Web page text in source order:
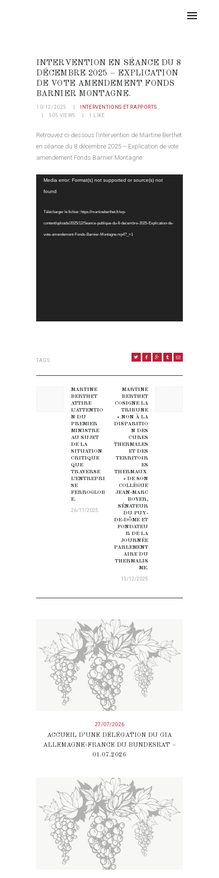
INTERVENTION EN SÉANCE DU 8
DÉCEMBRE 2025 – EXPLICATION
DE VOTE AMENDEMENT FONDS
BARNIER MONTAGNE.
10/12/2025
INTERVENTIONS ET RAPPORTS
505 VIEWS 1 LIKE
Retrouvez ci-dessous l’intervention de Martine Berthet
en séance du 8 décembre 2025 – Explication de vote
amendement Fonds Barnier Montagne:
Lecteur
vidéo
Media error: Format(s) not supported or source(s) not
found
Télécharger le fichier: https://martineberthet.fr/wp-
content/uploads/2025/12/Seance-publique-du-8-decembre-2025-Explication-de-
vote-amendement-Fonds-Barnier-Montagne.mp4?_=1
TAGS:
Previous post:
MARTINE
BERTHET
ATTIRE
L’ATTENTIO
N DU
PREMIER
MINISTRE
AU SUJET
DE LA
SITUATION
CRITIQUE
QUE
TRAVERSE
L’ENTREPRI
SE
FERROGLOB
E.
26/11/2025
Next post:
MARTINE
BERTHET
COSIGNE LA
TRIBUNE
« NON À LA
DISPARITIO
N DES
CURES
THERMALES
ET DES
TERRITOIR
ES
THERMAUX
» DE SON
COLLÈGUE
JEAN-MARC
BOYER,
SÉNATEUR
DU PUY-
DE-DÔME ET
FONDATEU
R DE LA
JOURNÉE
PARLEMENT
AIRE DU
THERMALIS
ME.
15/12/2025
27/07/2026
ACCUEIL D’UNE DÉLÉGATION DU GIA
ALLEMAGNE-FRANCE DU BUNDESRAT –
01.07.2026